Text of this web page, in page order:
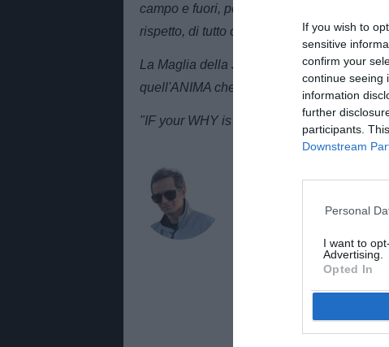
If you wish to
sensitive
confirm your
continue seeing
information
further
participants.
Downstream
Personal
I want to
Advertising.
Opted In
campo e fuori, perché niente può essere
rispetto, di tutto ciò che ci viene concesso
La Maglia della JUVENTUS non basta
quell'ANIMA che tante di noi hanno sempre
"IF your WHY is big enough, you will find
Giornalista di TuttoJuve.com,